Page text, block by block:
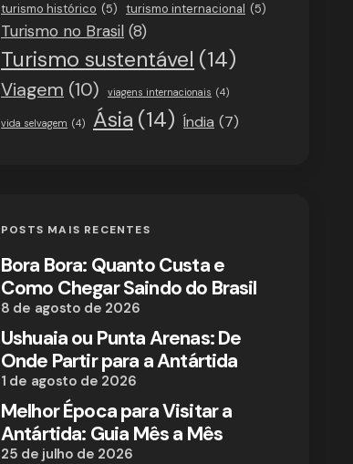
turismo histórico (5) turismo internacional (5)
Turismo no Brasil (8)
Turismo sustentável (14)
Viagem (10) viagens internacionais (4)
vida selvagem (4) Ásia (14) Índia (7)
POSTS MAIS RECENTES
Bora Bora: Quanto Custa e
Como Chegar Saindo do Brasil
8 de agosto de 2026
Ushuaia ou Punta Arenas: De
Onde Partir para a Antártida
1 de agosto de 2026
Melhor Época para Visitar a
Antártida: Guia Mês a Mês
25 de julho de 2026